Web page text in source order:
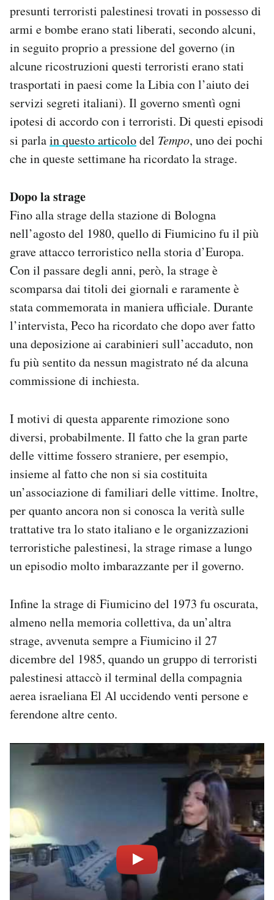
presunti terroristi palestinesi trovati in possesso di
armi e bombe erano stati liberati, secondo alcuni,
in seguito proprio a pressione del governo (in
alcune ricostruzioni questi terroristi erano stati
trasportati in paesi come la Libia con l’aiuto dei
servizi segreti italiani). Il governo smentì ogni
ipotesi di accordo con i terroristi. Di questi episodi
si parlain questo articolodel Tempo, uno dei pochi
che in queste settimane ha ricordato la strage.
Dopo la strage
Fino alla strage della stazione di Bologna
nell’agosto del 1980, quello di Fiumicino fu il più
grave attacco terroristico nella storia d’Europa.
Con il passare degli anni, però, la strage è
scomparsa dai titoli dei giornali e raramente è
stata commemorata in maniera ufficiale. Durante
l’intervista, Peco ha ricordato che dopo aver fatto
una deposizione ai carabinieri sull’accaduto, non
fu più sentito da nessun magistrato né da alcuna
commissione di inchiesta.
I motivi di questa apparente rimozione sono
diversi, probabilmente. Il fatto che la gran parte
delle vittime fossero straniere, per esempio,
insieme al fatto che non si sia costituita
un’associazione di familiari delle vittime. Inoltre,
per quanto ancora non si conosca la verità sulle
trattative tra lo stato italiano e le organizzazioni
terroristiche palestinesi, la strage rimase a lungo
un episodio molto imbarazzante per il governo.
Infine la strage di Fiumicino del 1973 fu oscurata,
almeno nella memoria collettiva, da un’altra
strage, avvenuta sempre a Fiumicino il 27
dicembre del 1985, quando un gruppo di terroristi
palestinesi attaccò il terminal della compagnia
aerea israeliana El Al uccidendo venti persone e
ferendone altre cento.